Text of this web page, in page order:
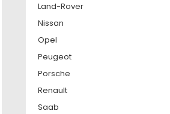
Land-Rover
Nissan
Opel
Peugeot
Porsche
Renault
Saab